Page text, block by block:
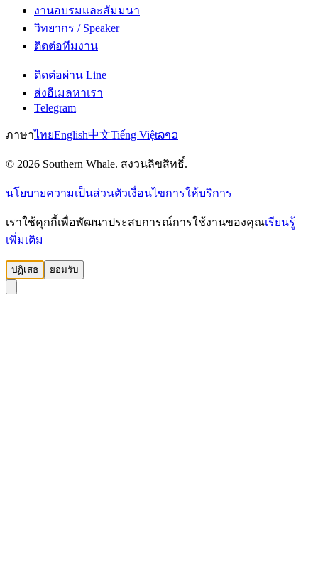
งานอบรมและสัมมนา
วิทยากร / Speaker
ติดต่อทีมงาน
ติดต่อผ่าน Line
ส่งอีเมลหาเรา
Telegram
ภาษาไทยEnglish中文Tiếng Việtລາວ
© 2026 Southern Whale. สงวนลิขสิทธิ์.
นโยบายความเป็นส่วนตัวเงื่อนไขการให้บริการ
เราใช้คุกกี้เพื่อพัฒนาประสบการณ์การใช้งานของคุณเรียนรู้
เพิ่มเติม
ปฏิเสธ ยอมรับ